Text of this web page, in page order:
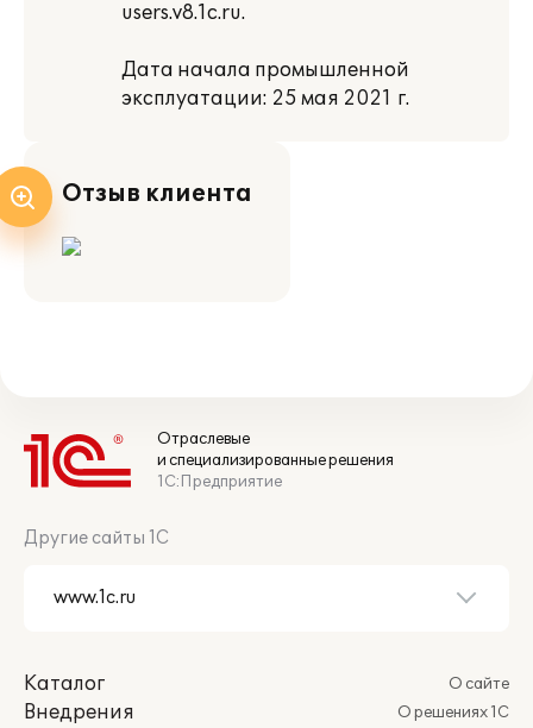
users.v8.1c.ru.
Дата начала промышленной
эксплуатации: 25 мая 2021 г.
Отзыв клиента
Отраслевые
и специализированные решения
1С:Предприятие
Другие сайты 1С
Каталог
Внедрения
О сайте
О решениях 1С